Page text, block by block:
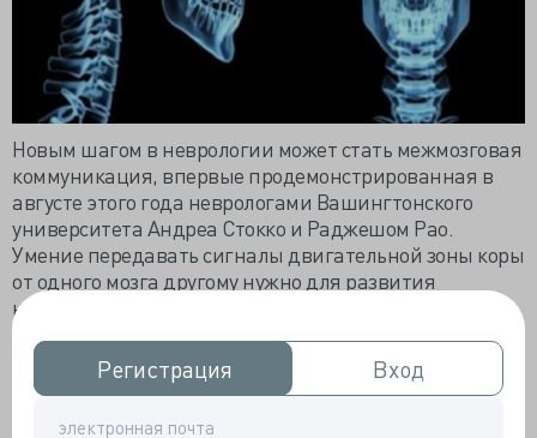
Регистрация
Регистрация Вход
Вход
Новым шагом в неврологии может стать межмозговая
коммуникация, впервые продемонстрированная в
августе этого года неврологами Вашингтонского
университета Андреа Стокко и Раджешом Рао.
Умение передавать сигналы двигательной зоны коры
от одного мозга другому нужно для развития
нейрореабилитации - новой области в медицине,
цель которой помочь людям с серьезными
повреждениями мозга заново освоить базовые
навыки, например, глотание, с помощью стимуляции